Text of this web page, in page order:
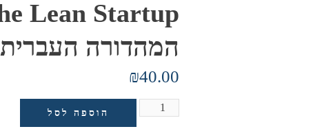
המהדורה העברית
₪40.00
הוספה לסל